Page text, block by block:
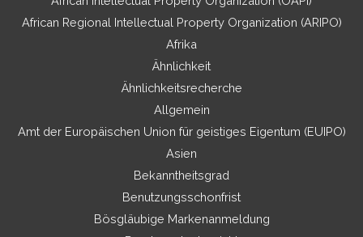
African Regional Intellectual Property Organization (ARIPO)
Afrika
Ähnlichkeit
Ähnlichkeitsrecherche
Allgemein
Amt der Europäischen Union für geistiges Eigentum (EUIPO)
Asien
Bekanntheitsgrad
Benutzungsschonfrist
Bösgläubige Markenanmeldung